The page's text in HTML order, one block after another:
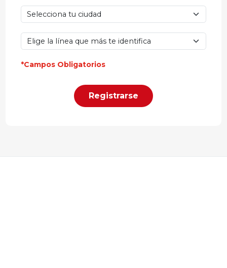
*Campos Obligatorios
Registrarse